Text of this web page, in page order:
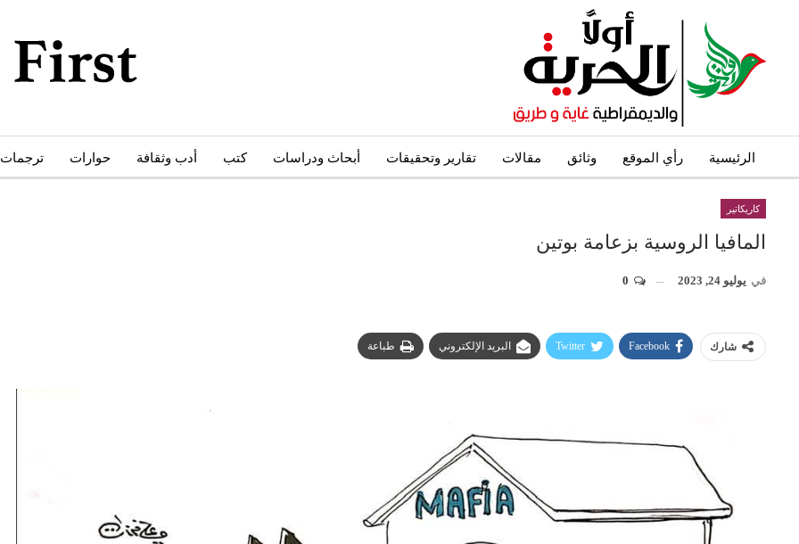
الرئيسية رأي الموقع وثائق مقالات تقارير وتحقيقات أبحاث ودراسات كتب أدب وثقافة حوارات ترجمات
كاريكاتير
المافيا الروسية بزعامة بوتين
في يوليو 24, 2023
شارك Facebook
Twitter البريد الإلكتروني طباعة
نحو استراتيجيّة للمعارضة السوريّة بشأن التحديات الصّهيونيّة